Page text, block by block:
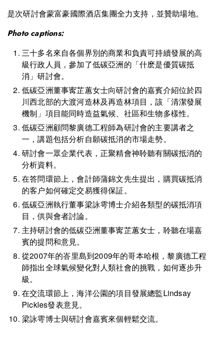
是次研討會蒙富豪國際酒店集團全力支持，並贊助場地。
Photo captions:
三十多名來自各個界別的商業和負責可持續發展的高
級行政人員，參加了低碳亞洲的「什麽是優質碳抵
消」研討會。
低碳亞洲董事寗芷蕙女士向研討會的嘉賓介紹位於四
川西北部的大渡河造林及再造林項目，該「清潔發展
機制」項目能同時造益氣候、社區和生物多樣性。
低碳亞洲顧問黎廣德工程師為研討會的主要講者之
一，講題包括分析自願碳抵消的市場走勢。
研討會一眾企業代表，正聚精會神聆聽有關碳抵消的
分析資料。
在答問環節上，會計師蒲錦文先生提出，購買碳抵消
的客户如何確定交易獲得保証。
低碳亞洲執行董事梁詠雩博士介紹各類型的碳抵消項
目，供與會者討論。
主持研討會的低碳亞洲董事寗芷蕙女士，聆聽在場嘉
賓的提問和意見。
從2007年的峇里島到2009年的哥本哈根，黎廣德工程
師指出全球氣候變化對人類社會的挑戰，如何逐步升
級。
在交流環節上，海洋公園的項目發展總監Lindsay
Pickles發表意見。
梁詠雩博士與研討會嘉賓來個輕鬆交流。